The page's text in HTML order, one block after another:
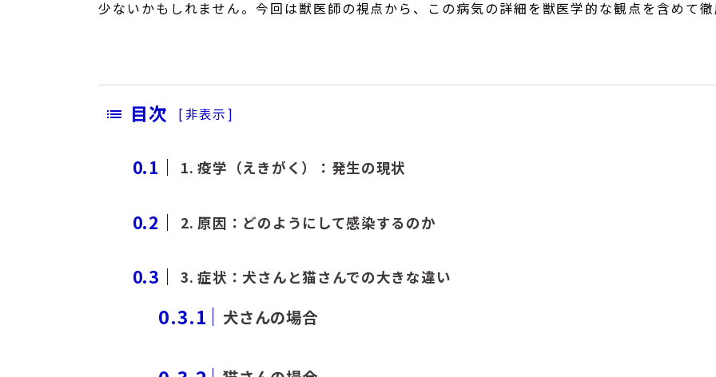
少ないかもしれません。今回は獣医師の視点から、この病気の詳細を獣医学的な観点を含めて徹
目次 [非表示]
0.1 1. 疫学（えきがく）：発生の現状
0.2 2. 原因：どのようにして感染するのか
0.3 3. 症状：犬さんと猫さんでの大きな違い
0.3.1 犬さんの場合